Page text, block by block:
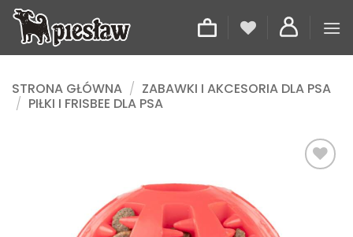
Przewiń
zawartości
STRONA GŁÓWNA / ZABAWKI I AKCESORIA DLA PSA
/ PIŁKI I FRISBEE DLA PSA